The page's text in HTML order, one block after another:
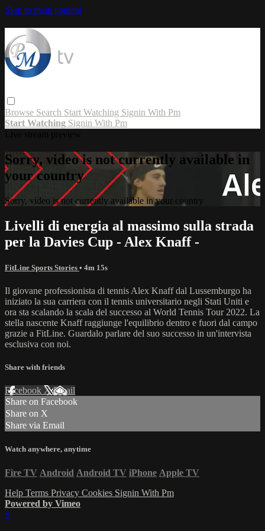
Skip to main content
Browse Search Start Watching Signin With Pm
Start Watching Signin With Pm
Sorry, video is not currently available in
your country
Sorry, video is not currently available in your country
Livelli di energia al massimo sulla strada
per la Davies Cup - Alex Knaff -
FitLine Sports Stories • 4m 15s
Il giovane professionista di tennis Alex Knaff dal Lussemburgo ha
iniziato la sua carriera con il tennis universitario negli Stati Uniti e
ora sta scalando la scala del successo al World Tennis Tour 2022. La
stella nascente Knaff raggiunge l'equilibrio dentro e fuori dal campo
grazie a FitLine. Guardalo parlare del suo successo in un'intervista
esclusiva con noi.
Share with friends
Facebook XEmail
Share on Facebook
Share on X
Share via Email
Watch anywhere, anytime
Fire TV Android Android TV iPhone Apple TV
Help Terms Privacy Cookies Signin With Pm
Powered by Vimeo
×